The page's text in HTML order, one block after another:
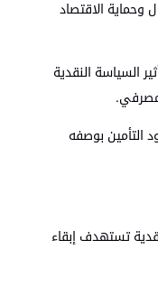
وحماية الاقتصاد
السياسة النقدية
التأمين بوصفه
تستهدف إبقاء